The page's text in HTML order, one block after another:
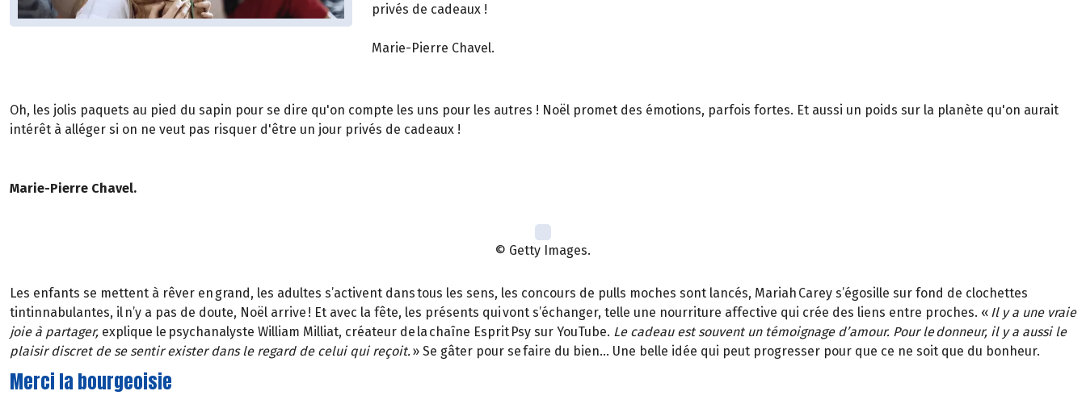
privés de cadeaux !
Marie-Pierre Chavel.
Oh, les jolis paquets au pied du sapin pour se dire qu'on compte les uns pour les autres ! Noël promet des émotions, parfois fortes. Et aussi un poids sur la planète qu'on aurait
intérêt à alléger si on ne veut pas risquer d'être un jour privés de cadeaux !
Marie-Pierre Chavel.
© Getty Images.
Les enfants se mettent à rêver en grand, les adultes s’activent dans tous les sens, les concours de pulls moches sont lancés, Mariah Carey s’égosille sur fond de clochettes
tintinnabulantes, il n’y a pas de doute, Noël arrive ! Et avec la fête, les présents qui vont s’échanger, telle une nourriture affective qui crée des liens entre proches. « Il y a une vraie
joie à partager, explique le psychanalyste William Milliat, créateur de la chaîne Esprit Psy sur YouTube. Le cadeau est souvent un témoignage d’amour. Pour le donneur, il y a aussi le
plaisir discret de se sentir exister dans le regard de celui qui reçoit.» Se gâter pour se faire du bien… Une belle idée qui peut progresser pour que ce ne soit que du bonheur.
Merci la bourgeoisie